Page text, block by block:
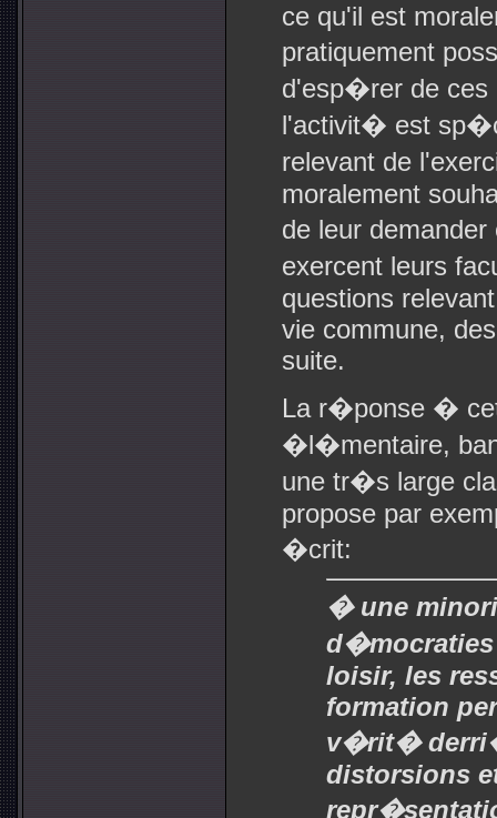
ce qu'il est
pratiquement
d'esp�rer de ces
l'activit� est
relevant de
moralement
de leur
exercent leurs
questions
vie commune,
suite.
La r�ponse �
�l�mentaire,
une tr�s large
propose par
�crit:
� une
d�mocraties
loisir, les
formation
v�rit�
distorsions